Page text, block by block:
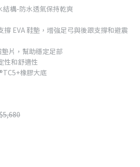
結構-防水透氣保持乾爽
EVA 鞋墊，增強足弓與後跟支撐和避震
片，幫助穩定足部
性和舒適性
橡膠大底